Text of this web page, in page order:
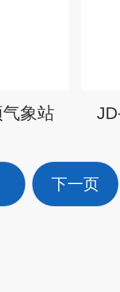
象站
下一页